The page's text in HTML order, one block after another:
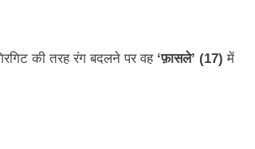
की तरह रंग बदलने पर वह ‘फ़ासले’ (17) में